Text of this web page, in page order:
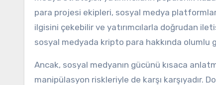
para projesi ekipleri, sosyal medya
ilgisini çekebilir ve yatırımcılarla doğrudan
sosyal medyada kripto para hakkında olumlu
Ancak, sosyal medyanın gücünü kısaca
manipülasyon riskleriyle de karşı karşıyadır.